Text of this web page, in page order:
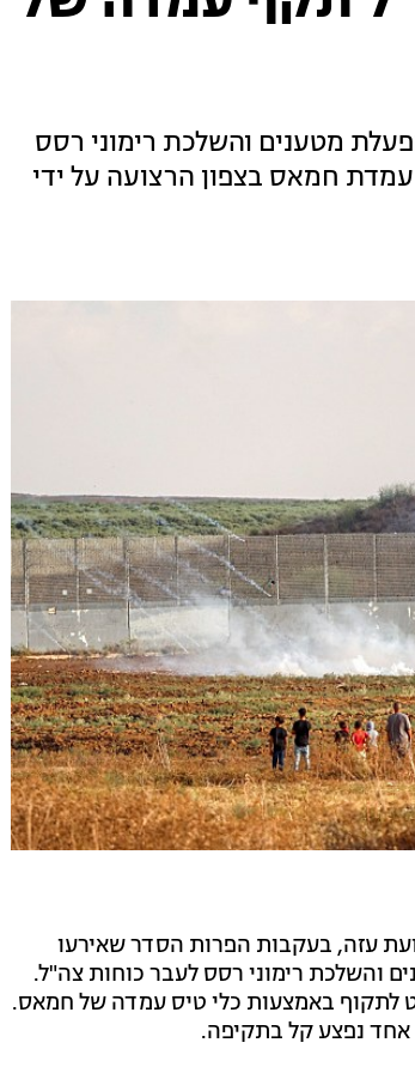
מטענים והשלכת רימוני רסס
חמאס בצפון הרצועה על ידי
עזה, בעקבות הפרות הסדר שאירעו
והשלכת רימוני רסס לעבר כוחות צה"ל.
לתקוף באמצעות כלי טיס עמדה של חמאס.
אחד נפצע קל בתקיפה.